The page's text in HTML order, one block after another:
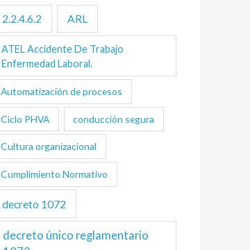
2.2.4.6.2 ARL
ATEL Accidente De Trabajo
Enfermedad Laboral.
Automatización de procesos
Ciclo PHVA conducción segura
Cultura organizacional
Cumplimiento Normativo
decreto 1072
decreto único reglamentario